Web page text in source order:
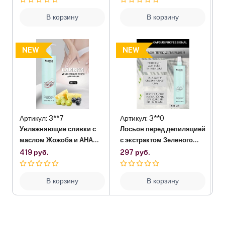
В корзину
NEW
Артикул: 3**7
Увлажняющие сливки с
маслом Жожоба и АНА
кислотами Kapous, 500
мл
419 руб.
В корзину
В корзину
NEW
Артикул: 3**0
Лосьон перед депиляцией
с экстрактом Зеленого
чая Kapous, 500 мл
297 руб.
В корзину